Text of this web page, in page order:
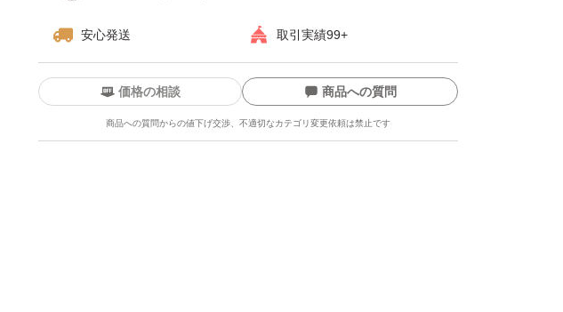
角層をほぐし、やわらかく整えることで、次に使うスキンケアの
浸透を高め、透明感までもたらす美容クレンジングへ進化。
肌表面をやわらかくほぐすことで、くすみのベールまでクリア
安心発送 取引実績99+
いて
にバッジを付与しています
した安心・安全なユーザーです
価格の相談 商品への質問
商品への質問からの値下げ交渉、不適切なカテゴリ変更依頼は禁止です
します